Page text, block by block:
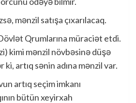
mənzil satışa çıxarılacaq.
Qrumlarına müraciət etdi.
kimi mənzil növbəsinə düşə
artıq sənin adına mənzil var.
artıq seçim imkanı
bütün xeyirxah